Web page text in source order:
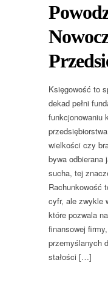
Księgowość to
dekad pełni
funkcjonowaniu
wielkości czy
bywa odbierana
sucha, tej
Rachunkowość
cyfr, ale zwykle
które pozwala
finansowej
przemyślanych
stałości […]